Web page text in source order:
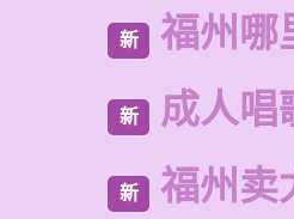
新 福州哪
新 成人唱
新 福州卖